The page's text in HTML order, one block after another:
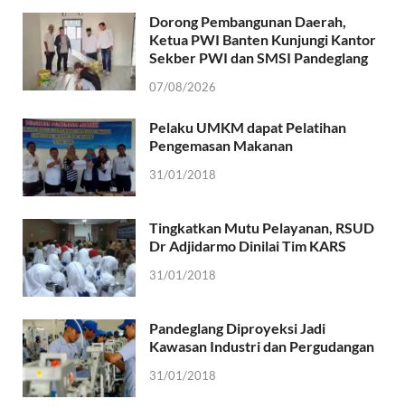
Dorong Pembangunan Daerah,
Ketua PWI Banten Kunjungi Kantor
Sekber PWI dan SMSI Pandeglang
07/08/2026
Pelaku UMKM dapat Pelatihan
Pengemasan Makanan
31/01/2018
Tingkatkan Mutu Pelayanan, RSUD
Dr Adjidarmo Dinilai Tim KARS
31/01/2018
Pandeglang Diproyeksi Jadi
Kawasan Industri dan Pergudangan
31/01/2018